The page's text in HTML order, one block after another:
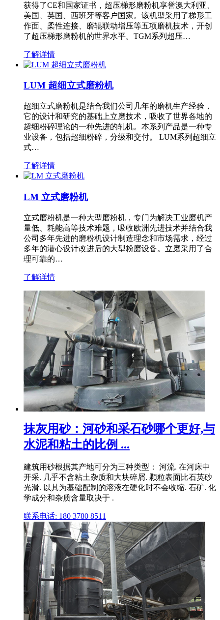
获得了CE和国家证书，超压梯形磨粉机享誉澳大利亚、
美国、英国、西班牙等客户国家。该机型采用了梯形工
作面、柔性连接、磨辊联动增压等五项磨机技术，开创
了超压梯形磨粉机的世界水平。TGM系列超压…
了解详情
LUM 超细立式磨粉机
超细立式磨粉机是结合我们公司几年的磨机生产经验，
它的设计和研究的基础上立磨技术，吸收了世界各地的
超细粉碎理论的一种先进的轧机。本系列产品是一种专
业设备，包括超细粉碎，分级和交付。 LUM系列超细立
式…
了解详情
LM 立式磨粉机
立式磨粉机是一种大型磨粉机，专门为解决工业磨机产
量低、耗能高等技术难题，吸收欧洲先进技术并结合我
公司多年先进的磨粉机设计制造理念和市场需求，经过
多年的潜心设计改进后的大型粉磨设备。立磨采用了合
理可靠的…
了解详情
抹灰用砂：河砂和采石砂哪个更好,与
水泥和粘土的比例 ...
建筑用砂根据其产地可分为三种类型： 河流. 在河床中
开采. 几乎不含粘土杂质和大块碎屑. 颗粒表面比石英砂
光滑. 以其为基础配制的溶液在硬化时不会收缩. 石矿. 化
学成分和杂质含量取决于 .
联系电话: 180 3780 8511